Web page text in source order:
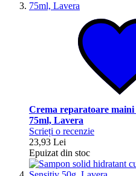
Crema reparatoare maini
75ml, Lavera
Scrieți o recenzie
23,93 Lei
Epuizat din stoc